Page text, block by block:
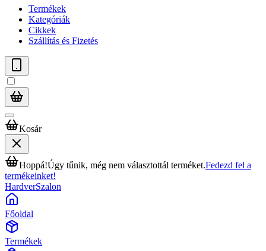
Termékek
Kategóriák
Cikkek
Szállítás és Fizetés
Kosár
Hoppá!Úgy tűnik, még nem választottál terméket.Fedezd fel a
termékeinket!
HardverSzalon
Főoldal
Termékek